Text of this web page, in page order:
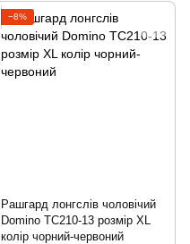
−8%
Рашгард лонгслів чоловічий
Domino TC210-13 розмір XL
колір чорний-червоний